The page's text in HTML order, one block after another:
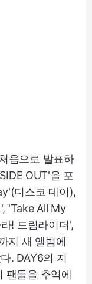
음으로 발표하
OUT'을 포
디스코 데이),
'Take All My
! 드림라이더',
지 새 앨범에
. DAY6의 지
팬들을 추억에